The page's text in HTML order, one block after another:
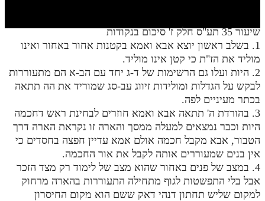
חלק יב
חלק יג
חלק יד
חלק טו
בית שער הכוונות
שידור חי
שיעור 35 תע"ס חלק ז' סיכום בנקודות
1. בשלב ראשון יוצא אבא ואמא בקטנות אחור באחור ואינו
מוליד את הז"ת כי קטן אינו מוליד.
2. היות ועלו גם הרשימות של ד-ג יחד עם הב-א הם מתעוררות
לבקש על הגדלות ומולידות זיווג עב-סג שמוריד את הה תתאה
בכתר מעיניים לפה.
3. בהורדת ה' תתאה אבא ואמא חוזרים לבחינת ראש דחכמה
היות וכבר נמצאים למעלה ממסך והארה זו נקראת הארה דרך
הטבור, אבא מקבל חכמה אולם אמא עדיין חפצה בחסדים כי
אין בנים שמעוררים אותה לקבל את אור החכמה.
4. במצב של פנים באחור שהוא מצב של לימוד רק מצד הזכר
אבל בלי התפשטות לגוף מתחילה התעוררות בהארה מרחוק
למקום שליש תחתון דנהי דאק ששם הוא מקום החיסרון